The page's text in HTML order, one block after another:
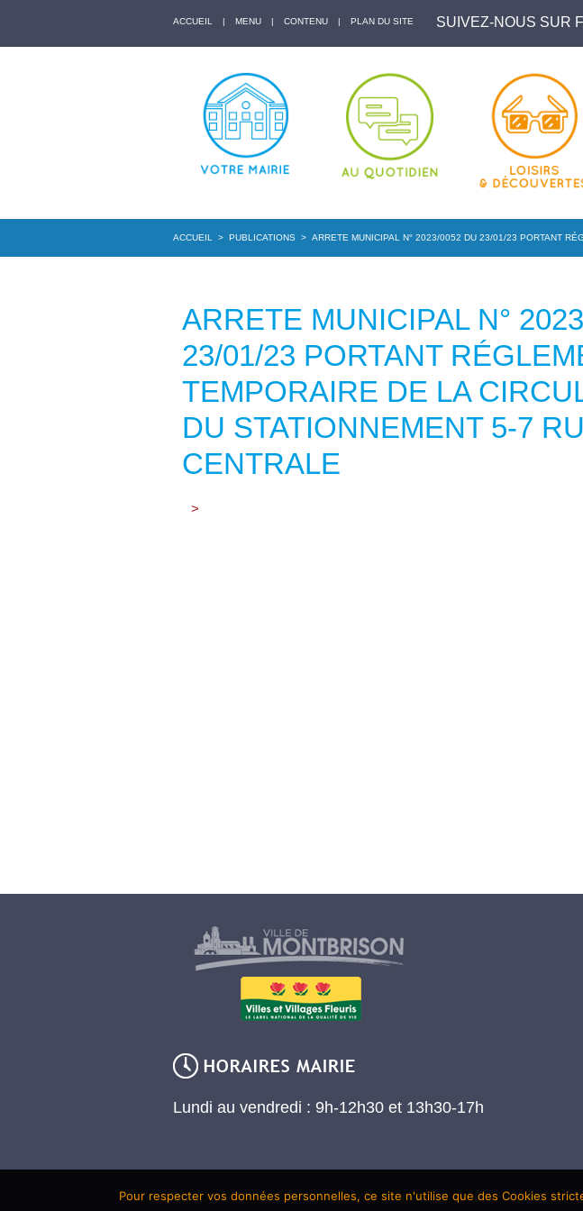
ACCUEIL | MENU | CONTENU | PLAN DU SITE SUIVEZ-NOUS SUR
ACCUEIL > PUBLICATIONS > ARRETE MUNICIPAL N° 2023/0052 DU 23/01/23 PORTANT
ARRETE MUNICIPAL N°
23/01/23 PORTANT
TEMPORAIRE DE LA
DU STATIONNEMENT 5-7
CENTRALE
>
Lundi au vendredi : 9h-12h30 et 13h30-17h
Pour respecter vos données personnelles, ce site n'utilise que des Cookies